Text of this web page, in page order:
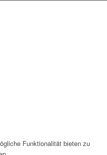
Funktionalität bieten zu